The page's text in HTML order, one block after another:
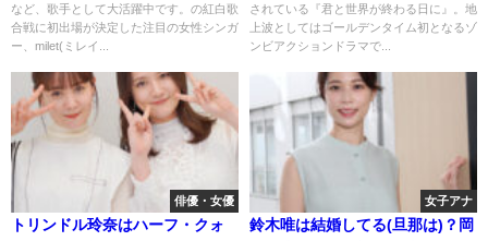
など、歌手として大活躍中です。の紅白歌
合戦に初出場が決定した注目の女性シンガ
ー、milet(ミレイ...
されている『君と世界が終わる日に』。地
上波としてはゴールデンタイム初となるゾ
ンビアクションドラマで...
俳優・女優
トリンドル玲奈はハーフ・クォ
女子アナ
鈴木唯は結婚してる(旦那は)？岡